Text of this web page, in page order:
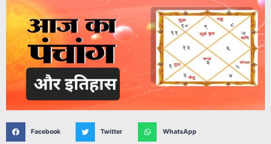
Facebook Twitter WhatsApp